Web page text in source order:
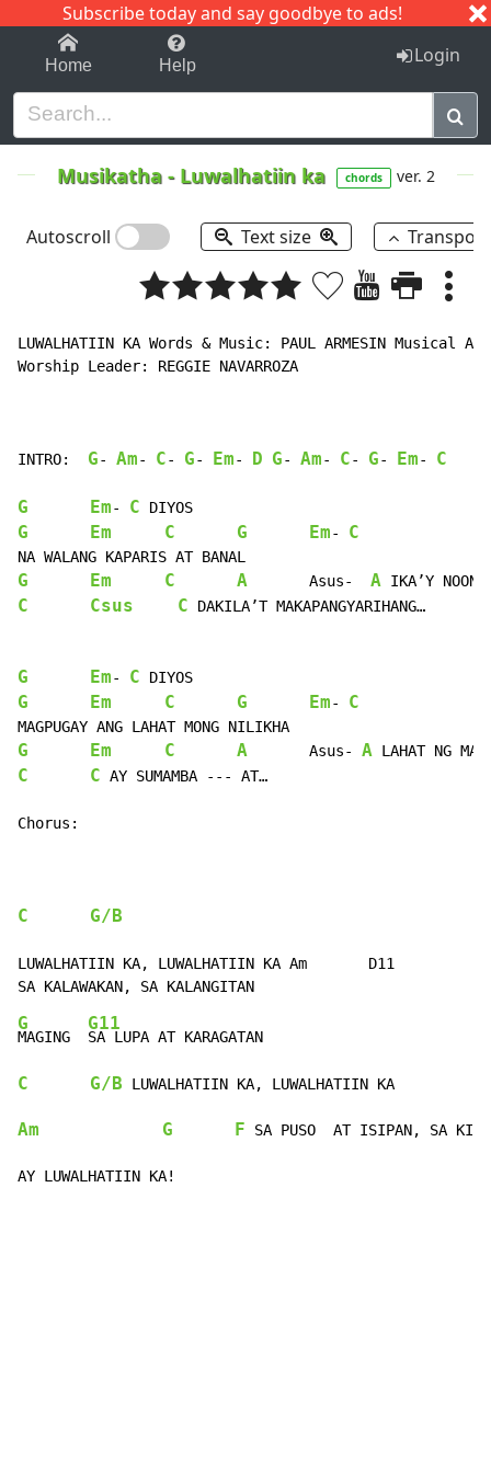
Subscribe today and say goodbye to ads!
1-9 C I J
Home Help Login
Musikatha- Luwalhatiin ka chords ver. 2
Autoscroll Text size
LUWALHATIIN KA Words & Music: PAUL ARMESIN Musical
Worship Leader: REGGIE NAVARROZA
INTRO: G- Am- C- G- Em- D G- Am- C- G- Em- C
G Em- C
G Em C G Em- C
G Em C A
       Asus-
A
C
Csus C DAKILA’T MAKAPANGYARIHANG…
G Em- C
G Em C G Em- C
G Em C A
       Asus-
A
C
C AY SUMAMBA --- AT…
Chorus:
C G/B
LUWALHATIIN KA, LUWALHATIIN KA Am       D11
G
MAGING
G11
C G/B
Am G F SA PUSO  AT ISIPAN, SA
AY LUWALHATIIN KA!